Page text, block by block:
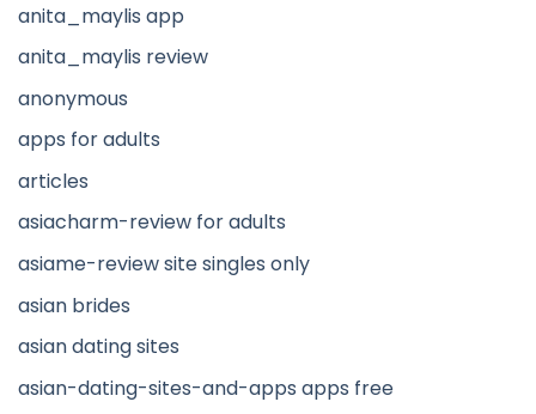
anita_maylis app
anita_maylis review
anonymous
apps for adults
articles
asiacharm-review for adults
asiame-review site singles only
asian brides
asian dating sites
asian-dating-sites-and-apps apps free